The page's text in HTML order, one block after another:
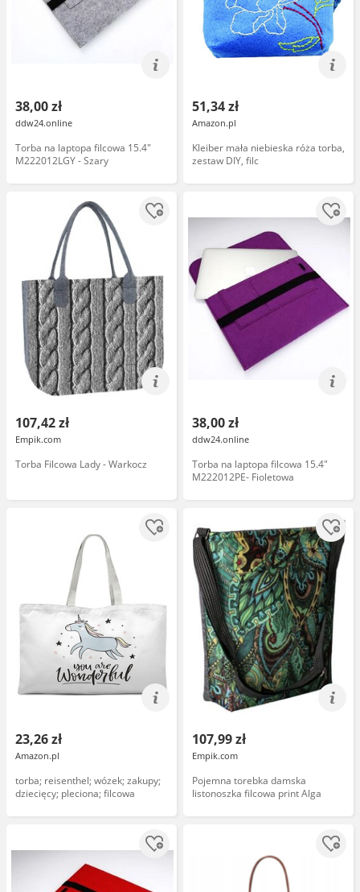
38,00 zł
ddw24.online
Torba na laptopa filcowa 15.4"
M222012LGY - Szary
51,34 zł
Amazon.pl
Kleiber mała niebieska róża torba,
zestaw DIY, filc
107,42 zł
Empik.com
Torba Filcowa Lady - Warkocz
38,00 zł
ddw24.online
Torba na laptopa filcowa 15.4"
M222012PE- Fioletowa
23,26 zł
Amazon.pl
torba; reisenthel; wózek; zakupy;
dziecięcy; pleciona; filcowa
107,99 zł
Empik.com
Pojemna torebka damska
listonoszka filcowa print Alga